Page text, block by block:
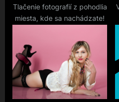
:
Tlačenie fotografií z pohodlia
miesta, kde sa nachádzate!